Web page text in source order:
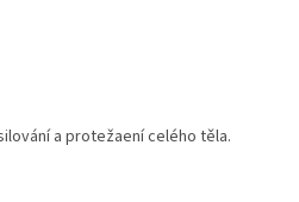
a protežaení celého těla.